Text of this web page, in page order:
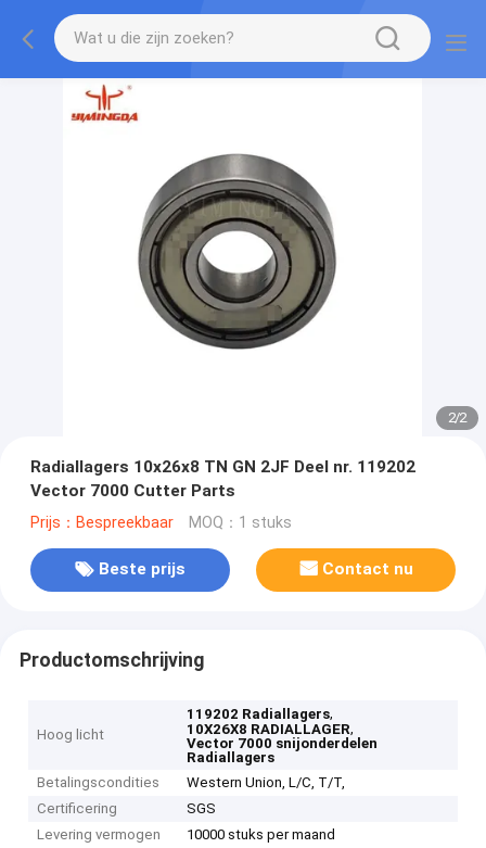
2/2
Radiallagers 10x26x8 TN GN 2JF Deel nr. 119202
Vector 7000 Cutter Parts
Prijs：Bespreekbaar MOQ：1 stuks
Beste prijs Contact nu
Productomschrijving
Hoog licht
119202 Radiallagers,
10X26X8 RADIALLAGER,
Vector 7000 snijonderdelen
Radiallagers
Betalingscondities
Western Union, L/C, T/T,
Certificering
SGS
Levering vermogen
10000 stuks per maand